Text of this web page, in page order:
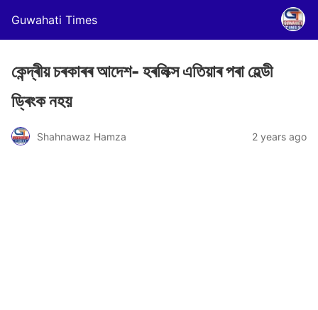
Guwahati Times
কেন্দ্ৰীয় চৰকাৰৰ আদেশ- হৰলিক্স এতিয়াৰ পৰা হেল্ডী
ড্ৰিংক নহয়
Shahnawaz Hamza 2 years ago